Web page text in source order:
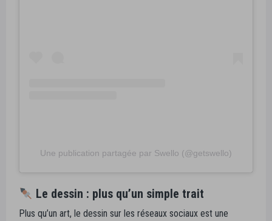
Une publication partagée par Swello (@getswello)
Le dessin : plus qu’un simple trait
Plus qu’un art, le dessin sur les réseaux sociaux est une